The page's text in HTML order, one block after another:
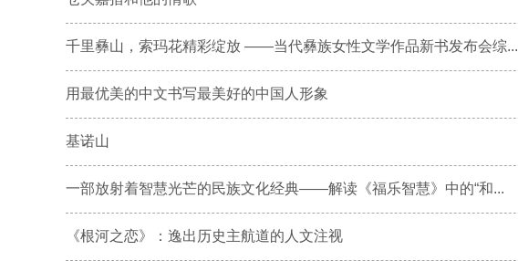
千里彝山，索玛花精彩绽放 ——当代彝族女性文学作品新书发布会综...
用最优美的中文书写最美好的中国人形象
基诺山
一部放射着智慧光芒的民族文化经典——解读《福乐智慧》中的“和...
《根河之恋》：逸出历史主航道的人文注视